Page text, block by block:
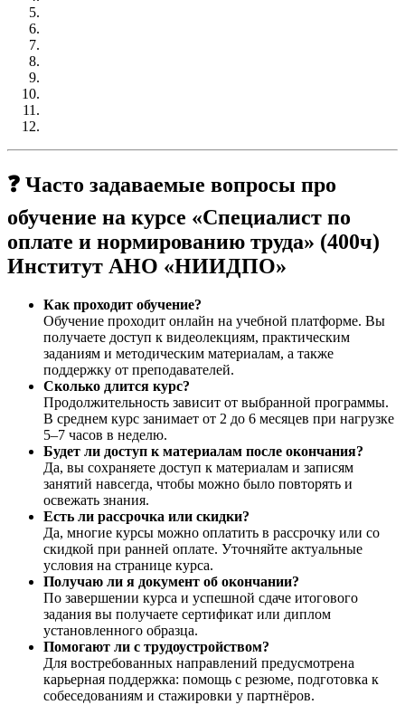
❓ Часто задаваемые вопросы про
обучение на курсе «Специалист по
оплате и нормированию труда» (400ч)
Институт АНО «НИИДПО»
Как проходит обучение?
Обучение проходит онлайн на учебной платформе. Вы
получаете доступ к видеолекциям, практическим
заданиям и методическим материалам, а также
поддержку от преподавателей.
Сколько длится курс?
Продолжительность зависит от выбранной программы.
В среднем курс занимает от 2 до 6 месяцев при нагрузке
5–7 часов в неделю.
Будет ли доступ к материалам после окончания?
Да, вы сохраняете доступ к материалам и записям
занятий навсегда, чтобы можно было повторять и
освежать знания.
Есть ли рассрочка или скидки?
Да, многие курсы можно оплатить в рассрочку или со
скидкой при ранней оплате. Уточняйте актуальные
условия на странице курса.
Получаю ли я документ об окончании?
По завершении курса и успешной сдаче итогового
задания вы получаете сертификат или диплом
установленного образца.
Помогают ли с трудоустройством?
Для востребованных направлений предусмотрена
карьерная поддержка: помощь с резюме, подготовка к
собеседованиям и стажировки у партнёров.